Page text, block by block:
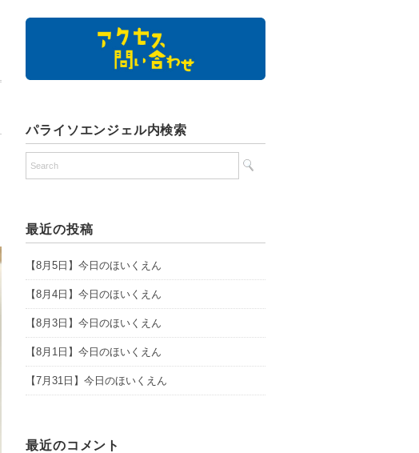
パライソエンジェル内検索
最近の投稿
【8月5日】今日のほいくえん
【8月4日】今日のほいくえん
【8月3日】今日のほいくえん
【8月1日】今日のほいくえん
【7月31日】今日のほいくえん
最近のコメント